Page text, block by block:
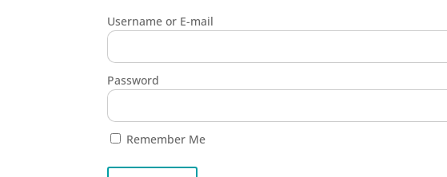
Username or E-mail
Password
Remember Me